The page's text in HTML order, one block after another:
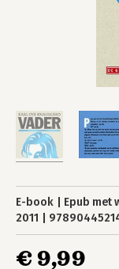
E-book Epub met
2011
€ 9,99